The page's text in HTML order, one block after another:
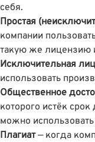
себя.
Простая
компании
такую же лицензию
Исключительная
использовать
Общественное
которого истёк
можно
Плагиат— когда